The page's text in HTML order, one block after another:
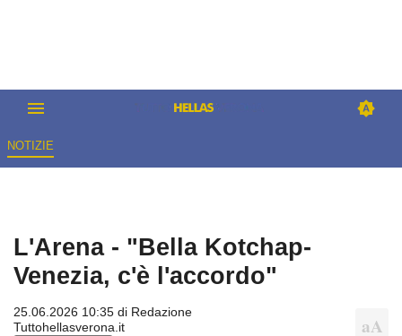
NOTIZIE
L'Arena - "Bella Kotchap-
Venezia, c'è l'accordo"
25.06.2026 10:35 di Redazione
Tuttohellasverona.it